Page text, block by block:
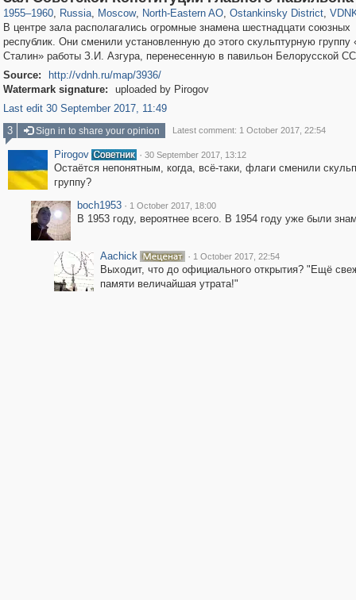
1955–1960, Russia, Moscow, North-Eastern AO, Ostankinsky District,
В центре зала располагались огромные знамена шестнадцати союзных
республик. Они сменили установленную до этого скульптурную группу
Сталин» работы З.И. Азгура, перенесенную в павильон Белорусской
Source:
http://vdnh.ru/map/3936/
Watermark signature:
uploaded by Pirogov
Last edit 30 September 2017, 11:49
3
Sign in to share your opinion Latest comment: 1 October 2017, 22:54
Pirogov · 30 September 2017, 13:12
Остаётся непонятным, когда, всё-таки, флаги сменили
группу?
boch1953 · 1 October 2017, 18:00
В 1953 году, вероятнее всего. В 1954 году уже были
Aachick · 1 October 2017, 22:54
Выходит, что до официального открытия? "Ещё
памяти величайшая утрата!"